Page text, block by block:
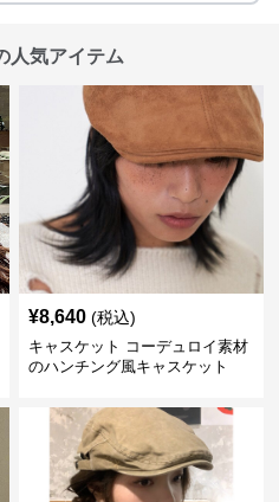
人気アイテム
¥8,640 (税込)
キャスケット コーデュロイ素材
のハンチング風キャスケット